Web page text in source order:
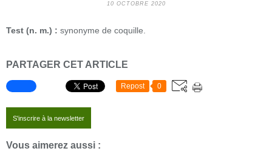
10 OCTOBRE 2020
Test (n. m.) : synonyme de coquille.
PARTAGER CET ARTICLE
Repost 0
S'inscrire à la newsletter
Vous aimerez aussi :